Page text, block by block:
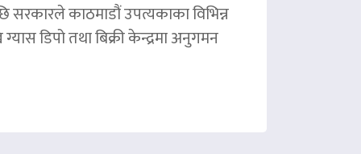
सरकारले काठमाडौं उपत्यकाका विभिन्न
डिपो तथा बिक्री केन्द्रमा अनुगमन